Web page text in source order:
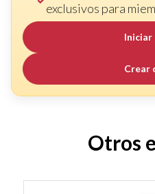
exclusivos para
Iniciar
Crear
Otros